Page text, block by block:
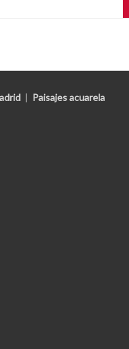
| Paisajes acuarela